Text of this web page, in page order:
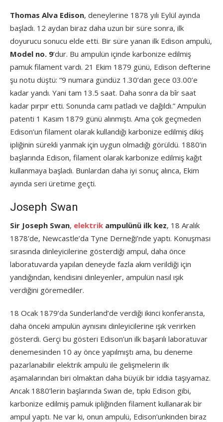
Thomas Alva Edison, deneylerine 1878 yılı Eylül ayında
başladı. 12 aydan biraz daha uzun bir süre sonra, ilk
doyurucu sonucu elde etti. Bir süre yanan ilk Edison ampulü,
Model no. 9‘dur. Bu ampulün içinde karbonize edilmiş
pamuk filament vardı. 21 Ekim 1879 günü, Edison defterine
şu notu düştü: “9 numara gündüz 1.30’dan gece 03.00’e
kadar yandı. Yani tam 13.5 saat. Daha sonra da bîr saat
kadar pırpır etti. Sonunda camı patladı ve dağıldı.” Ampulün
patenti 1 Kasım 1879 günü alınmıştı. Ama çok geçmeden
Edison’un filament olarak kullandığı karbonize edilmiş dikiş
ipliğinin sürekli yanmak için uygun olmadığı görüldü. 1880’in
başlarında Edison, filament olarak karbonize edilmiş kağıt
kullanmaya başladı. Bunlardan daha iyi sonuç alınca, Ekim
ayında seri üretime geçti.
Joseph Swan
Sir Joseph Swan, elektrik ampulünü ilk kez, 18 Aralık
1878’de, Newcastle’da Tyne Derneği’nde yaptı. Konuşması
sırasında dinleyicilerine gösterdiği ampul, daha önce
laboratuvarda yapılan deneyde fazla akım verildiği için
yandığından, kendisini dinleyenler, ampulün nasıl ışık
verdiğini göremediler.
18 Ocak 1879’da Sunderland’de verdiği ikinci konferansta,
daha önceki ampulün aynısını dinleyicilerine ışık verirken
gösterdi. Gerçi bu gösteri Edison’un ilk başarılı laboratuvar
denemesinden 10 ay önce yapılmıştı ama, bu deneme
pazarlanabilir elektrik ampulü ile gelişmelerin ilk
aşamalarından biri olmaktan daha büyük bir iddia taşıyamaz.
Ancak 1880’lerin başlarında Swan de, tıpkı Edison gibi,
karbonize edilmiş pamuk ipliğinden filament kullanarak bir
ampul yaptı. Ne var ki, onun ampulü, Edison’unkinden biraz